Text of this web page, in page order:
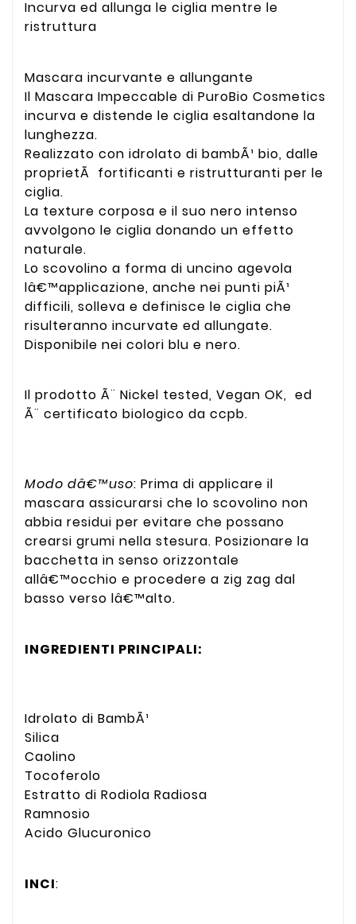
Incurva ed allunga le ciglia mentre le
ristruttura
Mascara incurvante e allungante
Il Mascara Impeccable di PuroBio Cosmetics
incurva e distende le ciglia esaltandone la
lunghezza.
Realizzato con idrolato di bambÃ¹ bio, dalle
proprietÃ fortificanti e ristrutturanti per le
ciglia.
La texture corposa e il suo nero intenso
avvolgono le ciglia donando un effetto
naturale.
Lo scovolino a forma di uncino agevola
lâ€™applicazione, anche nei punti piÃ¹
difficili, solleva e definisce le ciglia che
risulteranno incurvate ed allungate.
Disponibile nei colori blu e nero.
Il prodotto Ã¨ Nickel tested, Vegan OK, ed
Ã¨ certificato biologico da ccpb.
Modo dâ€™uso: Prima di applicare il
mascara assicurarsi che lo scovolino non
abbia residui per evitare che possano
crearsi grumi nella stesura. Posizionare la
bacchetta in senso orizzontale
allâ€™occhio e procedere a zig zag dal
basso verso lâ€™alto.
INGREDIENTI PRINCIPALI:
Idrolato di BambÃ¹
Silica
Caolino
Tocoferolo
Estratto di Rodiola Radiosa
Ramnosio
Acido Glucuronico
INCI: